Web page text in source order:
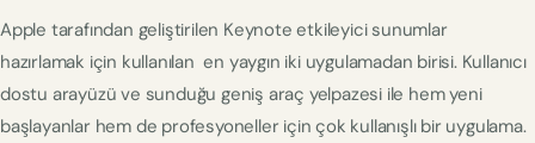
Apple tarafından geliştirilen Keynote etkileyici sunumlar
hazırlamak için kullanılan en yaygın iki uygulamadan birisi. Kullanıcı
dostu arayüzü ve sunduğu geniş araç yelpazesi ile hem yeni
başlayanlar hem de profesyoneller için çok kullanışlı bir uygulama.